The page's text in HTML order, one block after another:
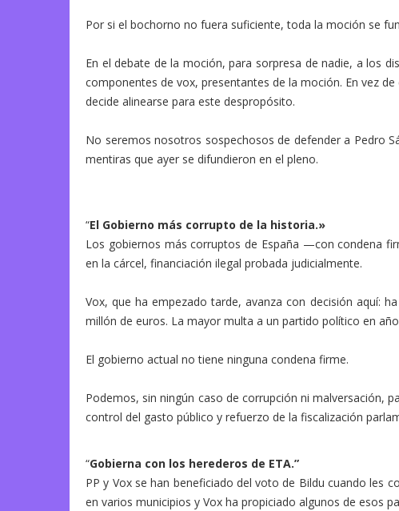
Por si el bochorno no fuera suficiente, toda la moción se
En el debate de la moción, para sorpresa de nadie, a los
componentes de vox, presentantes de la moción. En vez
decide alinearse para este despropósito.
No seremos nosotros sospechosos de defender a Pedro
mentiras que ayer se difundieron en el pleno.
“El Gobierno más corrupto de la historia.»
Los gobiernos más corruptos de España —con condena
en la cárcel, financiación ilegal probada judicialmente.
Vox, que ha empezado tarde, avanza con decisión aquí:
millón de euros. La mayor multa a un partido político en
El gobierno actual no tiene ninguna condena firme.
Podemos, sin ningún caso de corrupción ni malversación,
control del gasto público y refuerzo de la fiscalización
“Gobierna con los herederos de ETA.”
PP y Vox se han beneficiado del voto de Bildu cuando les
en varios municipios y Vox ha propiciado algunos de esos